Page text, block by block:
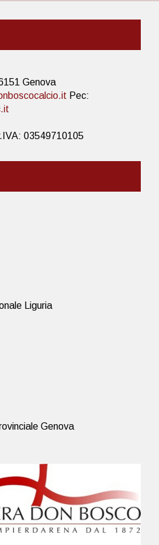
Genova
Pec:
03549710105
Liguria
Genova